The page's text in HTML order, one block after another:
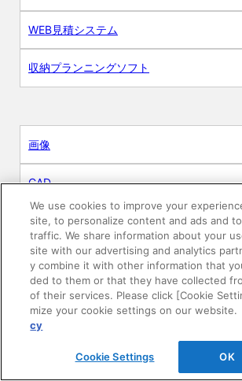
WEB見積システム
収納プランニングソフト
画像
CAD
BIM用テクスチャー
図面（PDF）
申請関係認定書類
施工・取扱説明書
We use cookies to improve your
site, to personalize content and ads and
traffic. We share information about your
site with our advertising and analytics
y combine it with other information that
ded to them or that they have collected
of their services. Please click [Cookie
mize your cookie settings on our website.
cy
Cookie Settings OK